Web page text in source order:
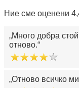
Ние сме оценени
Много добра
отново.
Отново всичко